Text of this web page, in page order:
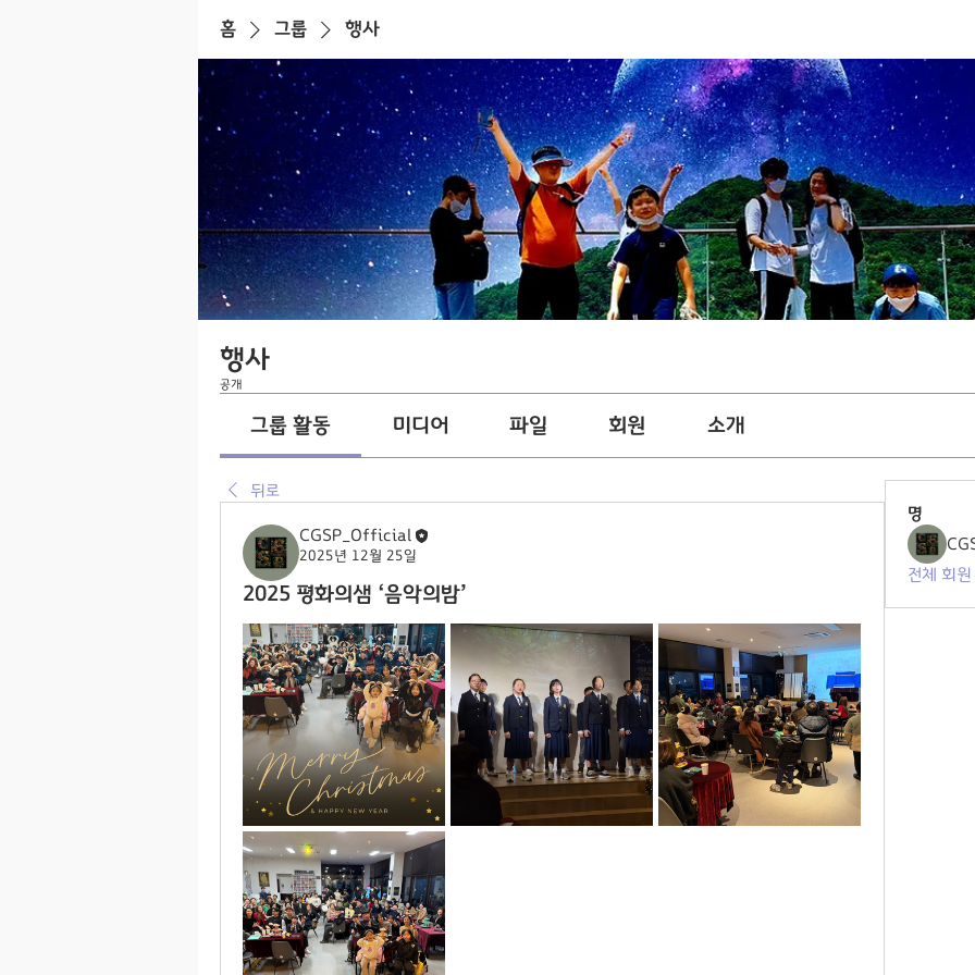
홈 그룹 행사
행사
공개
그룹 활동 미디어 파일 회원 소개
뒤로
CGSP_Official
2025년 12월 25일
2025 평화의샘 ‘음악의밤’
명
전체 회